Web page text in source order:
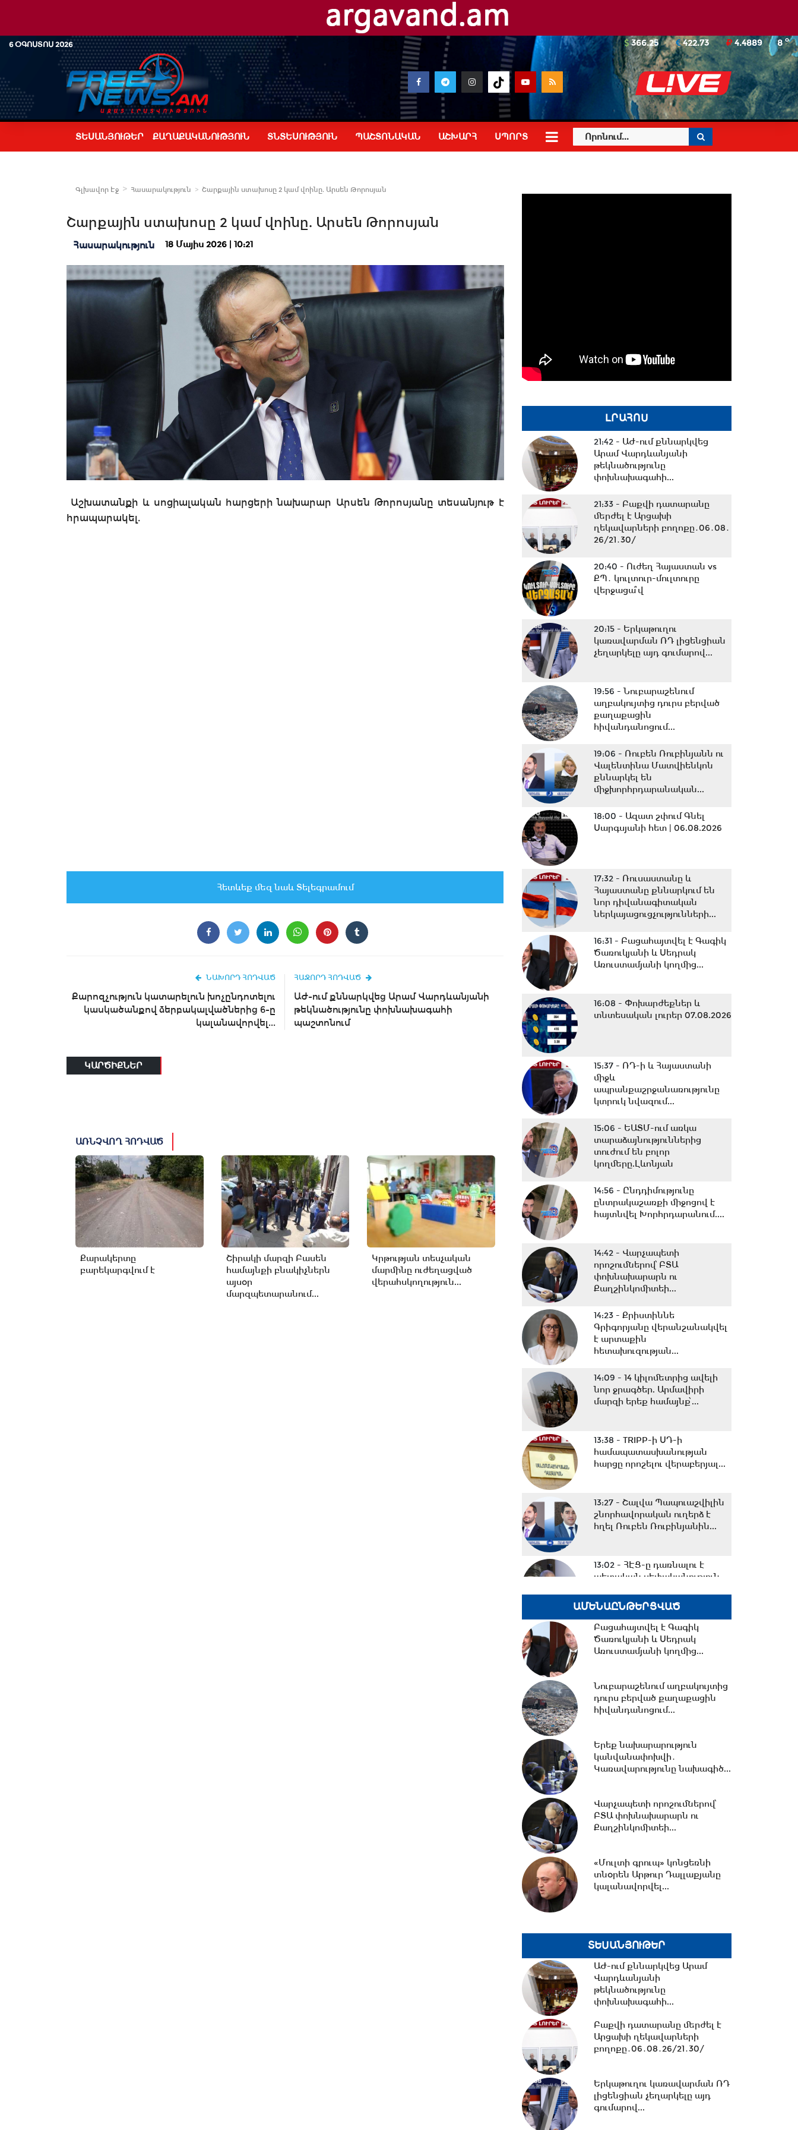
6 ՕԳՈՍՏՈՍ 2026 8o
366.25 422.73 4.4889
ՏԵՍԱՆՅՈՒԹԵՐ ՔԱՂԱՔԱԿԱՆՈՒԹՅՈՒՆ ՏՆՏԵՍՈՒԹՅՈՒՆ ՊԱՇՏՈՆԱԿԱՆ ԱՇԽԱՐՀ ՍՊՈՐՏ
Գլխավոր Էջ Հասարակություն Շարքային ստախոսը 2 կամ վոինը. Արսեն Թորոսյան
Շարքային ստախոսը 2 կամ վոինը. Արսեն Թորոսյան
Հասարակություն 18 Մայիս 2026 | 10:21
Աշխատանքի և սոցիալական հարցերի նախարար Արսեն Թորոսյանը տեսանյութ է
հրապարակել.
Հետևեք մեզ նաև Տելեգրամում
ՆԱԽՈՐԴ ՀՈԴՎԱԾ
Քարոզչություն կատարելուն խոչընդոտելու
կասկածանքով ձերբակալվածներից 6-ը
կալանավորվել...
ՀԱՋՈՐԴ ՀՈԴՎԱԾ
ԱԺ-ում քննարկվեց Արամ Վարդևանյանի
թեկնածությունը փոխնախագահի
պաշտոնում
ԿԱՐԾԻՔՆԵՐ
ԱՌՆՉՎՈՂ ՀՈԴՎԱԾ
Քարակերտը
բարեկարգվում է
Շիրակի մարզի Բասեն
համայնքի բնակիչներն
այսօր
մարզպետարանում...
Կրթության տեսչական
մարմինը ուժեղացված
վերահսկողություն...
ԼՐԱՀՈՍ
21:42 - ԱԺ-ում քննարկվեց
Արամ Վարդևանյանի
թեկնածությունը
փոխնախագահի...
21:33 - Բաքվի դատարանը
մերժել է Արցախի
ղեկավարների բողոքը․06․08․
26/21․30/
20:40 - Ուժեղ Հայաստան vs
ՔՊ․ կուլտուր-մուլտուրը
վերջացա՞վ
20:15 - Երկաթուղու
կառավարման ՌԴ լիցենցիան
չեղարկելը այդ գումարով...
19:56 -Նուբարաշենում
աղբակույտից դուրս բերված
քաղաքացին
հիվանդանոցում...
19:06 - Ռուբեն Ռուբինյանն ու
Վալենտինա Մատվիենկոն
քննարկել են
միջխորհրդարանական...
18:00 - Ազատ շփում Գնել
Սարգսյանի հետ | 06.08.2026
17:32 - Ռուսաստանը և
Հայաստանը քննարկում են
նոր դիվանագիտական
ներկայացուցչությունների...
16:31 - Բացահայտվել է Գագիկ
Ծառուկյանի և Սեդրակ
Առուստամյանի կողմից...
16:08 - Փոխարժեքներ և
տնտեսական լուրեր 07.08.2026
15:37 - ՌԴ-ի և Հայաստանի
միջև
ապրանքաշրջանառությունը
կտրուկ նվազում...
15:06 - ԵԱՏՄ-ում առկա
տարաձայնություններից
տուժում են բոլոր
կողմերը.Լևոնյան
14:56 - Ընդդիմությունը
ընտրակաշառքի միջոցով է
հայտնվել Խորհրդարանում....
14:42 - Վարչապետի
որոշումներով՝ ԲՏԱ
փոխնախարարն ու
Քաղշինկոմիտեի...
14:23 - Քրիստիննե
Գրիգորյանը վերանշանակվել
է արտաքին
հետախուզության...
14:09 - 14 կիլոմետրից ավելի
նոր ջրագծեր. Արմավիրի
մարզի երեք համայնք՝...
13:38 - TRIPP-ի ՍԴ-ի
համապատասխանության
հարցը որոշելու վերաբերյալ...
13:27 - Շալվա Պապուաշվիլին
շնորհավորական ուղերձ է
հղել Ռուբեն Ռուբինյանին...
13:02 - ՀԷՑ-ը դառնալու է
պետական սեփականություն,
հավատարմագրային...
12:36 -Խնդիր ենք դրել 2026-
2031 թթ.-ին պետությանը
վերադարձնել...
11:53 -Կոնգոյում Էբոլայի
հիվանդության նոր դեպքերի
թիվը կրկնապատկվել...
11:40 -
«Մուլտի գրուպ»
կոնցեռնի տնօրեն Արթուր
Դալլաքյանը կալանավորվել...
11:32 -«Մուլտի գրուպ»
կոնցեռնի նախկին տնօրեն
11:17 -Սպիտակում 23
բնակարան կհատկացվի
10:49 - Վարչապետ Փաշինյանը
երկօրյա աշխատանքային
այցով մեկնել է...
10:31 -Որպես անհետ կորած
Վահագ Մարտիրոսյանը
տնօրենը կալանավորվել...
ԱՄԵՆԱԸՆԹԵՐՑՎԱԾ
Բացահայտվել է Գագիկ
Ծառուկյանի և Սեդրակ
Առուստամյանի կողմից...
Նուբարաշենում աղբակույտից
դուրս բերված քաղաքացին
հիվանդանոցում...
Երեք նախարարություն
կանվանափոխվի․
Կառավարությունը նախագիծ...
Վարչապետի որոշումներով՝
ԲՏԱ փոխնախարարն ու
Քաղշինկոմիտեի...
«Մուլտի գրուպ» կոնցեռնի
տնօրեն Արթուր Դալլաքյանը
կալանավորվել...
ՏԵՍԱՆՅՈՒԹԵՐ
ԱԺ-ում քննարկվեց Արամ
Վարդևանյանի
թեկնածությունը
փոխնախագահի...
Բաքվի դատարանը մերժել է
Արցախի ղեկավարների
բողոքը․06․08․26/21․30/
Երկաթուղու կառավարման ՌԴ
լիցենցիան չեղարկելը այդ
գումարով...